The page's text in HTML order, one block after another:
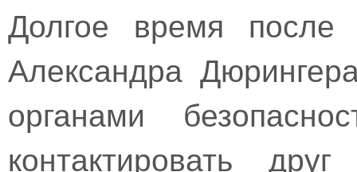
Долгое время
Александра
органами
контактировать